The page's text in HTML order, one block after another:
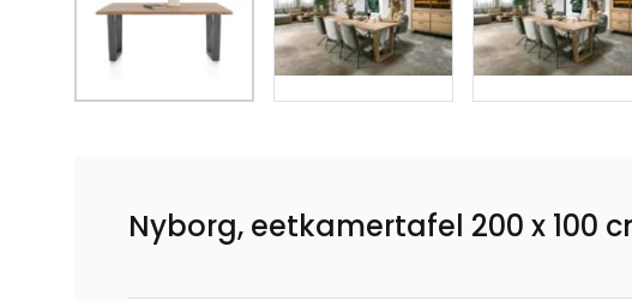
Nyborg, eetkamertafel 200 x